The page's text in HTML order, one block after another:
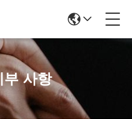
부 사항